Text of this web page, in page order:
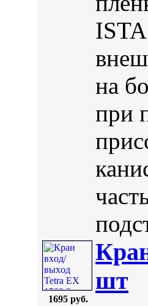
на
при
1695 руб.
шт